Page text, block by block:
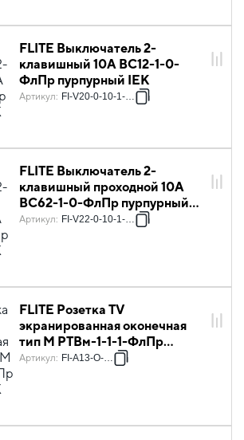
FLITE Выключатель 2-
клавишный 10А ВС12-1-0-
ФлПр пурпурный IEK
Артикул: FI-V20-0-10-1-K99
FLITE Выключатель 2-
клавишный проходной 10А
ВС62-1-0-ФлПр пурпурный
IEK
Артикул: FI-V22-0-10-1-K99
FLITE Розетка TV
экранированная оконечная
тип M РТВм-1-1-1-ФлПр
пурпурный IEK
Артикул: FI-A13-O-K99